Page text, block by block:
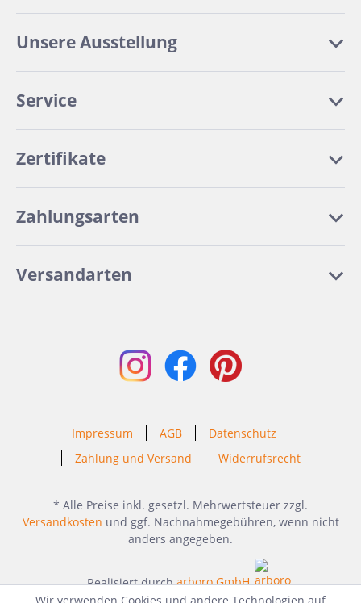
Unsere Ausstellung
Service
Zertifikate
Zahlungsarten
Versandarten
Impressum AGB
Datenschutz
Zahlung und Versand
Widerrufsrecht
* Alle Preise inkl. gesetzl. Mehrwertsteuer zzgl.
Versandkosten und ggf. Nachnahmegebühren, wenn nicht
anders angegeben.
Realisiert durcharboro GmbH